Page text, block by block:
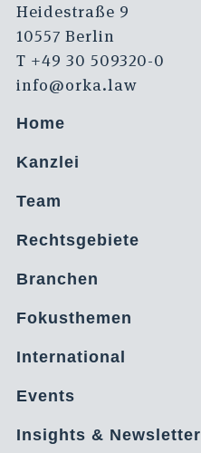
Heidestraße 9
10557 Berlin
T +49 30 509320-0
info@orka.law
Home
Kanzlei
Team
Rechtsgebiete
Branchen
Fokusthemen
International
Events
Insights & Newsletter